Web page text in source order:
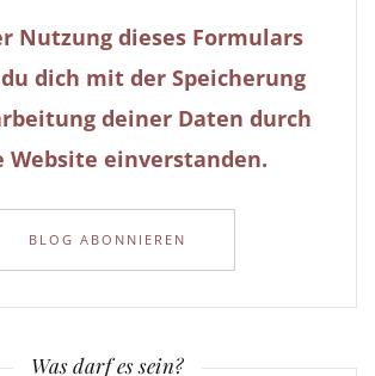
Nutzung dieses Formulars
dich mit der Speicherung
deiner Daten durch
Website einverstanden.
Was darf es sein?